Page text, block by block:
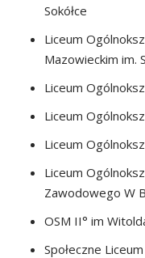
Sokółce
Liceum
Mazowieckim im.
Liceum
Liceum
Liceum
Liceum
Zawodowego W
OSM II° im
Społeczne